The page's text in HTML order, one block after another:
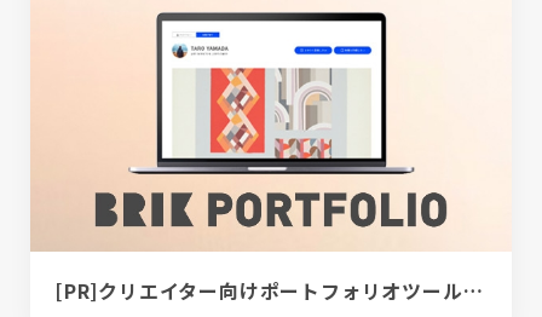
[PR]クリエイター向けポートフォリオツール｜BRIK PORTFOLIO